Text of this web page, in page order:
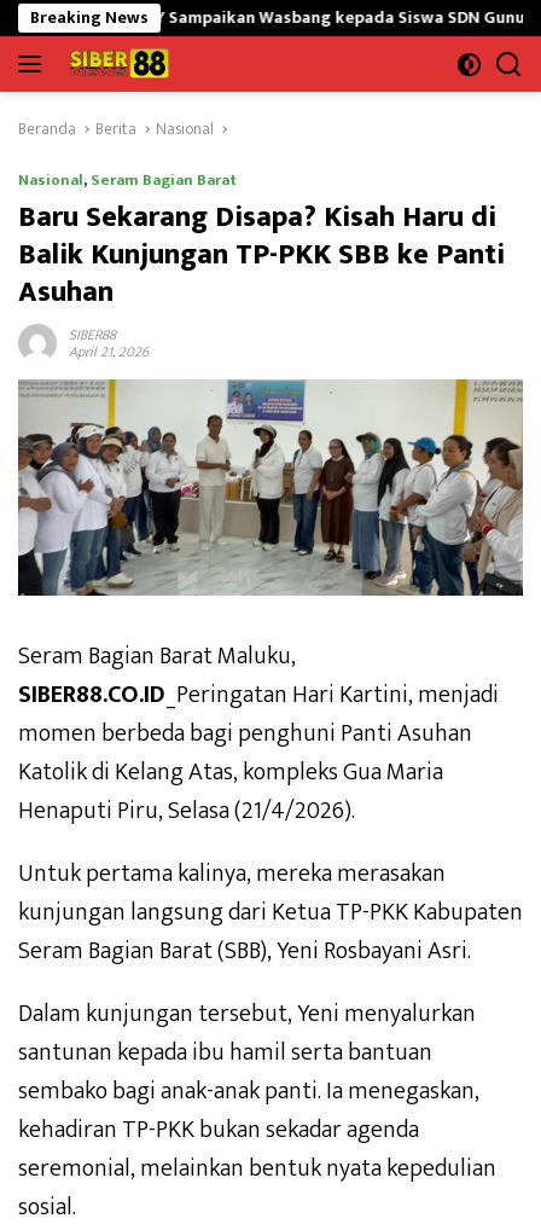
Langsung
ke
konten
Breaking News
Sampaikan Wasbang kepada Siswa SDN Gunung Susu
Beranda Berita Nasional
Nasional,Seram Bagian Barat
Baru Sekarang Disapa? Kisah Haru di
Balik Kunjungan TP-PKK SBB ke Panti
Asuhan
SIBER88
April 21, 2026
Seram Bagian Barat Maluku,
SIBER88.CO.ID _Peringatan Hari Kartini, menjadi
momen berbeda bagi penghuni Panti Asuhan
Katolik di Kelang Atas, kompleks Gua Maria
Henaputi Piru, Selasa (21/4/2026).
Untuk pertama kalinya, mereka merasakan
kunjungan langsung dari Ketua TP-PKK Kabupaten
Seram Bagian Barat (SBB), Yeni Rosbayani Asri.
Dalam kunjungan tersebut, Yeni menyalurkan
santunan kepada ibu hamil serta bantuan
sembako bagi anak-anak panti. Ia menegaskan,
kehadiran TP-PKK bukan sekadar agenda
seremonial, melainkan bentuk nyata kepedulian
sosial.